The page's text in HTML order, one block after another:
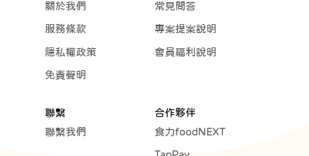
關於我們
服務條款
隱私權政策
免責聲明
常見問答
專案提案說明
會員福利說明
聯繫
聯繫我們
合作夥伴
食力foodNEXT